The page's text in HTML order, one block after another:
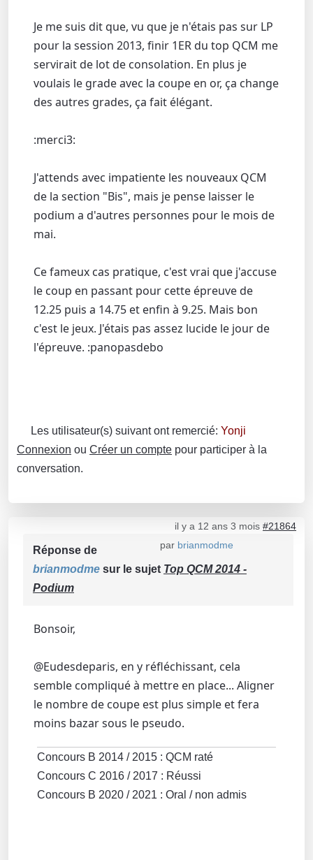
Je me suis dit que, vu que je n'étais pas sur LP
pour la session 2013, finir 1ER du top QCM me
servirait de lot de consolation. En plus je
voulais le grade avec la coupe en or, ça change
des autres grades, ça fait élégant.
:merci3:
J'attends avec impatiente les nouveaux QCM
de la section "Bis", mais je pense laisser le
podium a d'autres personnes pour le mois de
mai.
Ce fameux cas pratique, c'est vrai que j'accuse
le coup en passant pour cette épreuve de
12.25 puis a 14.75 et enfin à 9.25. Mais bon
c'est le jeux. J'étais pas assez lucide le jour de
l'épreuve. :panopasdebo
Les utilisateur(s) suivant ont remercié: Yonji
Connexion ou Créer un compte pour participer à la
conversation.
il y a 12 ans 3 mois #21864
par brianmodme
Réponse de
brianmodme sur le sujet Top QCM 2014 -
Podium
Bonsoir,
@Eudesdeparis, en y réfléchissant, cela
semble compliqué à mettre en place... Aligner
le nombre de coupe est plus simple et fera
moins bazar sous le pseudo.
Concours B 2014 / 2015 : QCM raté
Concours C 2016 / 2017 : Réussi
Concours B 2020 / 2021 : Oral / non admis